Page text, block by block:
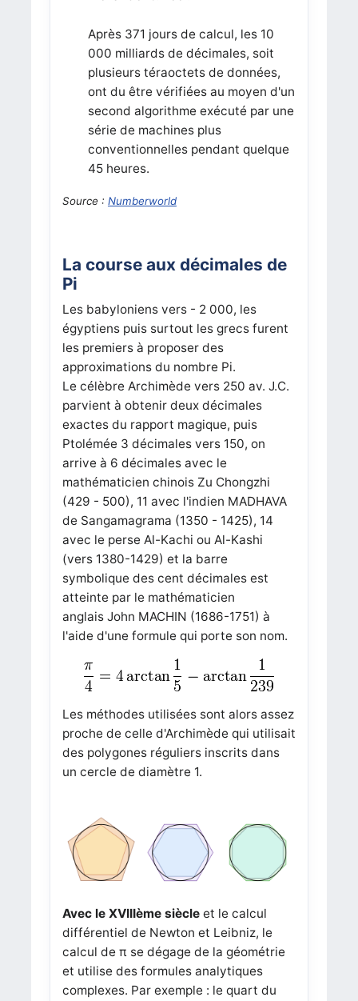
Après 371 jours de calcul, les 10
000 milliards de décimales, soit
plusieurs téraoctets de données,
ont du être vérifiées au moyen d'un
second algorithme exécuté par une
série de machines plus
conventionnelles pendant quelque
45 heures.
Source : Numberworld
La course aux décimales de
Pi
Les babyloniens vers - 2 000, les
égyptiens puis surtout les grecs furent
les premiers à proposer des
approximations du nombre Pi.
Le célèbre Archimède vers 250 av. J.C.
parvient à obtenir deux décimales
exactes du rapport magique, puis
Ptolémée 3 décimales vers 150, on
arrive à 6 décimales avec le
mathématicien chinois Zu Chongzhi
(429 - 500), 11 avec l'indien MADHAVA
de Sangamagrama (1350 - 1425), 14
avec le perse Al-Kachi ou Al-Kashi
(vers 1380-1429) et la barre
symbolique des cent décimales est
atteinte par le mathématicien
anglais John MACHIN (1686-1751) à
l'aide d'une formule qui porte son nom.
Les méthodes utilisées sont alors assez
proche de celle d'Archimède qui utilisait
des polygones réguliers inscrits dans
un cercle de diamètre 1.
Avec le XVIIIème siècleet le calcul
différentiel de Newton et Leibniz, le
calcul de π se dégage de la géométrie
et utilise des formules analytiques
complexes. Par exemple : le quart du